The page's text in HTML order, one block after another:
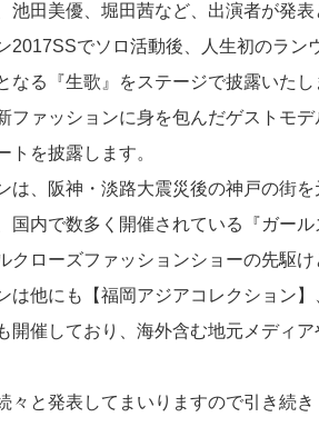
池田美優、堀田茜など、出演者が発表
2017SSでソロ活動後、人生初のラン
なる『生歌』をステージで披露いたし
ファッションに身を包んだゲストモ
トを披露します。
は、阪神・淡路大震災後の神戸の街
国内で数多く開催されている『ガー
クローズファッションショーの先駆け
は他にも【福岡アジアコレクション
開催しており、海外含む地元メディ
々と発表してまいりますので引き続